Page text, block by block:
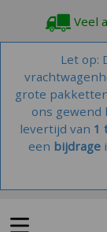
Veel
Let op:
grote
ons gewend
levertijd van 1
een bijdrage